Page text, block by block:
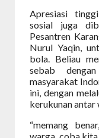
Apresiasi
sosial juga
Pesantren
Nurul Yaqin,
bola. Beliau
sebab
masyarakat
ini, dengan
kerukunan antar
“memang